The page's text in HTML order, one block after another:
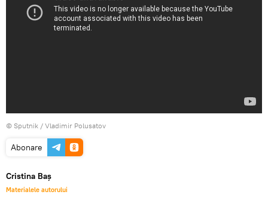
© Sputnik / Vladimir Polusatov
Abonare
Cristina Baș
Materialele autorului